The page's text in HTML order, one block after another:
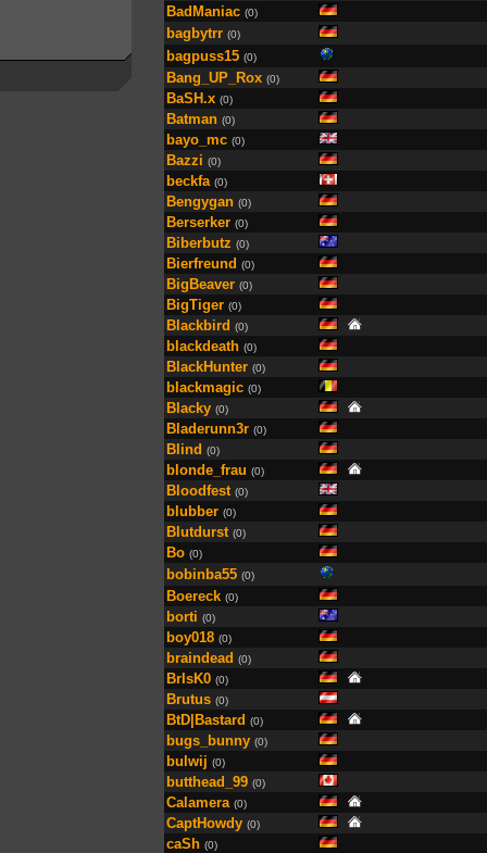
BadManiac (0)
bagbytrr (0)
bagpuss15 (0)
Bang_UP_Rox (0)
BaSH.x (0)
Batman (0)
bayo_mc (0)
Bazzi (0)
beckfa (0)
Bengygan (0)
Berserker (0)
Biberbutz (0)
Bierfreund (0)
BigBeaver (0)
BigTiger (0)
Blackbird (0)
blackdeath (0)
BlackHunter (0)
blackmagic (0)
Blacky (0)
Bladerunn3r (0)
Blind (0)
blonde_frau (0)
Bloodfest (0)
blubber (0)
Blutdurst (0)
Bo (0)
bobinba55 (0)
Boereck (0)
borti (0)
boy018 (0)
braindead (0)
BrIsK0 (0)
Brutus (0)
BtD|Bastard (0)
bugs_bunny (0)
bulwij (0)
butthead_99 (0)
Calamera (0)
CaptHowdy (0)
caSh (0)